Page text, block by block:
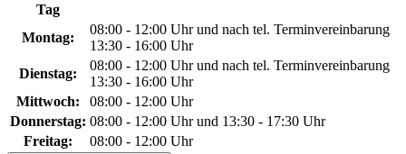
Tag
Montag:
08:00 - 12:00 Uhr und nach tel. Terminvereinbarung
13:30 - 16:00 Uhr
Dienstag:
08:00 - 12:00 Uhr und nach tel. Terminvereinbarung
13:30 - 16:00 Uhr
Mittwoch:
08:00 - 12:00 Uhr
Donnerstag: 08:00 - 12:00 Uhr und 13:30 - 17:30 Uhr
Freitag:
08:00 - 12:00 Uhr